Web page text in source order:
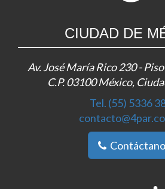
CIUDAD DE
Av. José María Rico 230 -
C.P. 03100 México,
Tel. (55) 5336